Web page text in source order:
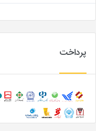
پرداخت